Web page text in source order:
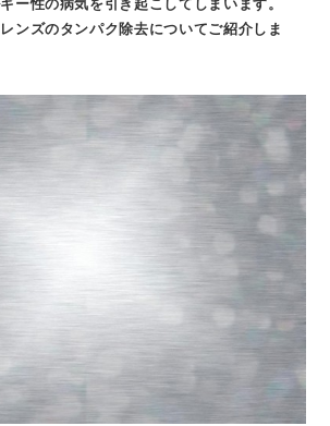
ー性の病気を引き起こしてしまいます。
ンズのタンパク除去についてご紹介しま